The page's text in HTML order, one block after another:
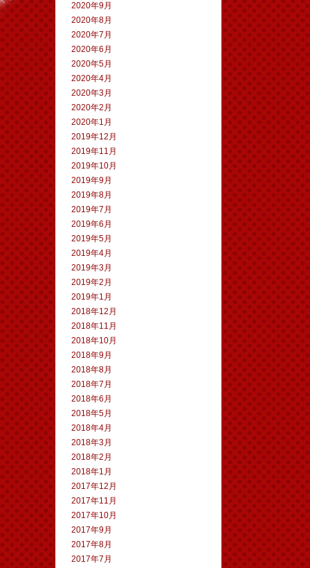
2020年9月
2020年8月
2020年7月
2020年6月
2020年5月
2020年4月
2020年3月
2020年2月
2020年1月
2019年12月
2019年11月
2019年10月
2019年9月
2019年8月
2019年7月
2019年6月
2019年5月
2019年4月
2019年3月
2019年2月
2019年1月
2018年12月
2018年11月
2018年10月
2018年9月
2018年8月
2018年7月
2018年6月
2018年5月
2018年4月
2018年3月
2018年2月
2018年1月
2017年12月
2017年11月
2017年10月
2017年9月
2017年8月
2017年7月